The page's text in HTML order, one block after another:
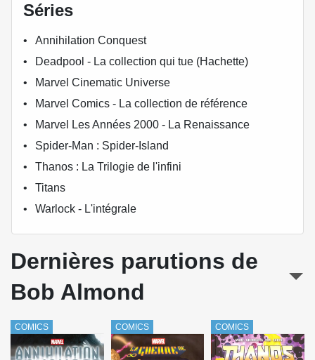
Séries
Annihilation Conquest
Deadpool - La collection qui tue (Hachette)
Marvel Cinematic Universe
Marvel Comics - La collection de référence
Marvel Les Années 2000 - La Renaissance
Spider-Man : Spider-Island
Thanos : La Trilogie de l'infini
Titans
Warlock - L'intégrale
Dernières parutions de
Bob Almond
COMICS COMICS COMICS